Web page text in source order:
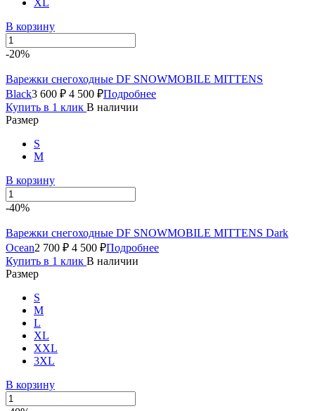
В корзину
-20%
Варежки снегоходные DF SNOWMOBILE MITTENS
Black3 600 ₽ 4 500 ₽Подробнее
Купить в 1 клик В наличии
Размер
S
M
В корзину
-40%
Варежки снегоходные DF SNOWMOBILE MITTENS Dark
Ocean2 700 ₽ 4 500 ₽Подробнее
Купить в 1 клик В наличии
Размер
S
M
L
XL
XXL
3XL
В корзину